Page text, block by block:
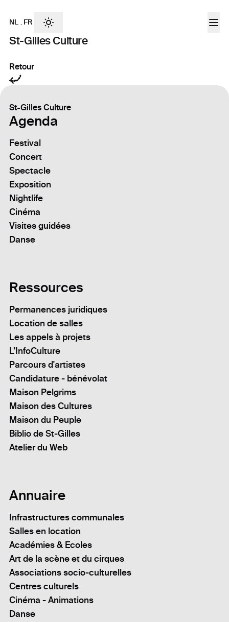
St-Gilles Culture
NL . FR
Retour
St-Gilles Culture
Agenda
Festival
Concert
Spectacle
Exposition
Nightlife
Cinéma
Visites guidées
Danse
Ressources
Permanences juridiques
Location de salles
Les appels à projets
L’InfoCulture
Parcours d'artistes
Candidature - bénévolat
Maison Pelgrims
Maison des Cultures
Maison du Peuple
Biblio de St-Gilles
Atelier du Web
Annuaire
Infrastructures communales
Salles en location
Académies & Ecoles
Art de la scène et du cirques
Associations socio-culturelles
Centres culturels
Cinéma - Animations
Danse